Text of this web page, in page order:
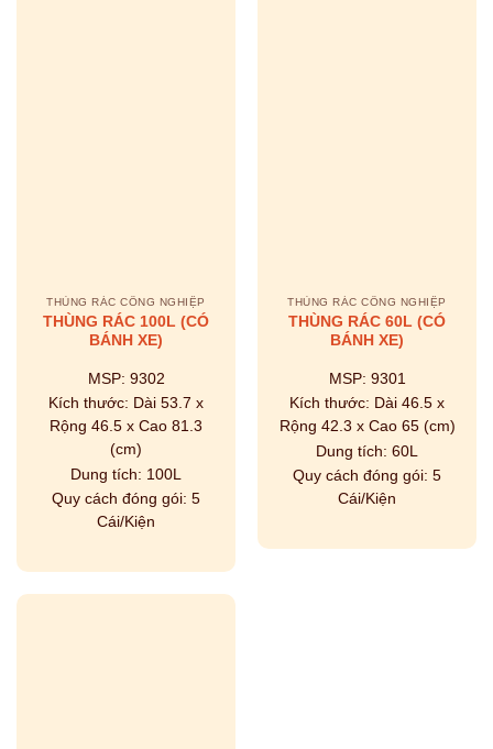
THÙNG RÁC CÔNG NGHIỆP
THÙNG RÁC 100L (CÓ
BÁNH XE)
MSP: 9302
Kích thước: Dài 53.7 x
Rộng 46.5 x Cao 81.3
(cm)
Dung tích: 100L
Quy cách đóng gói: 5
Cái/Kiện
THÙNG RÁC CÔNG NGHIỆP
THÙNG RÁC 60L (CÓ
BÁNH XE)
MSP: 9301
Kích thước: Dài 46.5 x
Rộng 42.3 x Cao 65 (cm)
Dung tích: 60L
Quy cách đóng gói: 5
Cái/Kiện